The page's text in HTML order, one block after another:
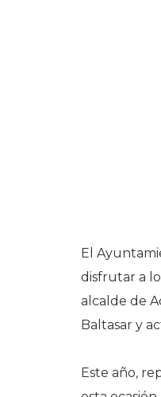
El
disfrutar a
alcalde de
Baltasar y
Este año,